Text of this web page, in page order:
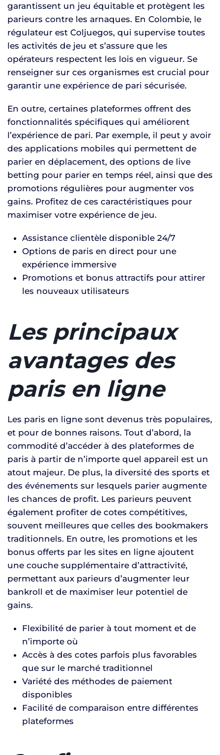
garantissent un jeu équitable et protègent les
parieurs contre les arnaques. En Colombie, le
régulateur est Coljuegos, qui supervise toutes
les activités de jeu et s’assure que les
opérateurs respectent les lois en vigueur. Se
renseigner sur ces organismes est crucial pour
garantir une expérience de pari sécurisée.
En outre, certaines plateformes offrent des
fonctionnalités spécifiques qui améliorent
l’expérience de pari. Par exemple, il peut y avoir
des applications mobiles qui permettent de
parier en déplacement, des options de live
betting pour parier en temps réel, ainsi que des
promotions régulières pour augmenter vos
gains. Profitez de ces caractéristiques pour
maximiser votre expérience de jeu.
Assistance clientèle disponible 24/7
Options de paris en direct pour une
expérience immersive
Promotions et bonus attractifs pour attirer
les nouveaux utilisateurs
Les principaux
avantages des
paris en ligne
Les paris en ligne sont devenus très populaires,
et pour de bonnes raisons. Tout d’abord, la
commodité d’accéder à des plateformes de
paris à partir de n’importe quel appareil est un
atout majeur. De plus, la diversité des sports et
des événements sur lesquels parier augmente
les chances de profit. Les parieurs peuvent
également profiter de cotes compétitives,
souvent meilleures que celles des bookmakers
traditionnels. En outre, les promotions et les
bonus offerts par les sites en ligne ajoutent
une couche supplémentaire d’attractivité,
permettant aux parieurs d’augmenter leur
bankroll et de maximiser leur potentiel de
gains.
Flexibilité de parier à tout moment et de
n’importe où
Accès à des cotes parfois plus favorables
que sur le marché traditionnel
Variété des méthodes de paiement
disponibles
Facilité de comparaison entre différentes
plateformes